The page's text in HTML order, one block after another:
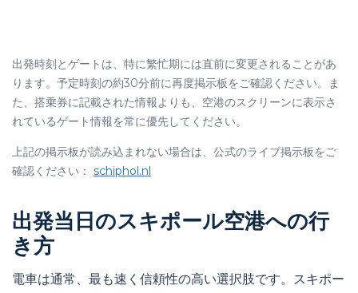
出発時刻とゲートは、特に繁忙期には直前に変更されることがあ
ります。予定時刻の約30分前に再度掲示板をご確認ください。ま
た、搭乗券に記載された情報よりも、空港のスクリーンに表示さ
れているゲート情報を常に優先してください。
上記の掲示板が読み込まれない場合は、公式のライブ掲示板をご
確認ください： schiphol.nl
出発当日のスキポール空港への行
き方
電車は通常、最も速く信頼性の高い選択肢です。スキポー